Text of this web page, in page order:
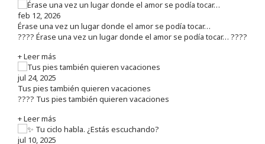
feb 12, 2026
Érase una vez un lugar donde el amor se podía tocar…
???? Érase una vez un lugar donde el amor se podía tocar… ????
+ Leer más
jul 24, 2025
Tus pies también quieren vacaciones
???? Tus pies también quieren vacaciones
+ Leer más
jul 10, 2025